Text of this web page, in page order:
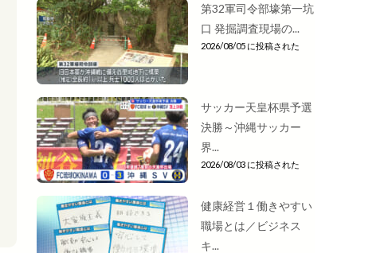
第32軍司令部壕第一坑
口 発掘調査現場の...
2026/08/05 に投稿された
サッカー天皇杯県予選
決勝～沖縄サッカー
界...
2026/08/03 に投稿された
健康経営１働きやすい
職場とは／ビジネス
キ...